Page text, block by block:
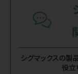
シグマックスの製
役立